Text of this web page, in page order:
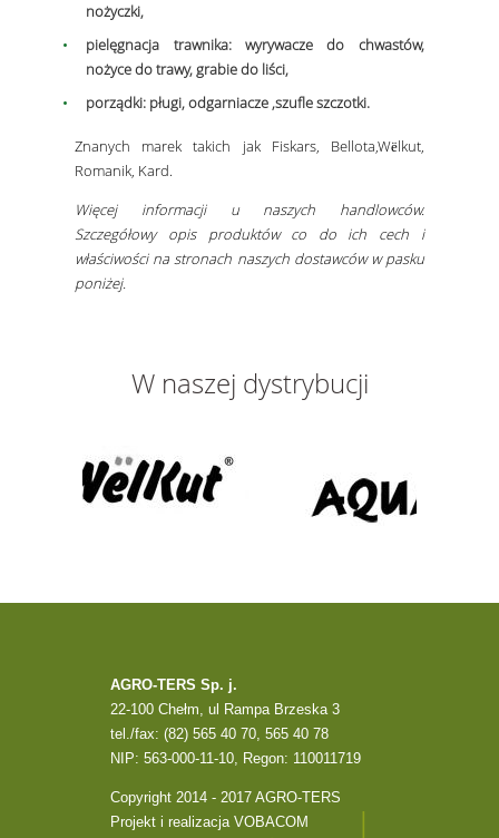
nożyczki,
pielęgnacja trawnika: wyrywacze do chwastów,
nożyce do trawy, grabie do liści,
porządki: pługi, odgarniacze ,szufle szczotki.
Znanych marek takich jak Fiskars, Bellota,Wëlkut,
Romanik, Kard.
Więcej informacji u naszych handlowców.
Szczegółowy opis produktów co do ich cech i
właściwości na stronach naszych dostawców w pasku
poniżej.
W naszej dystrybucji
AGRO-TERS Sp. j.
22-100 Chełm, ul Rampa Brzeska 3
tel./fax: (82) 565 40 70, 565 40 78
NIP: 563-000-11-10, Regon: 110011719
Copyright 2014 - 2017 AGRO-TERS
Projekt i realizacja VOBACOM